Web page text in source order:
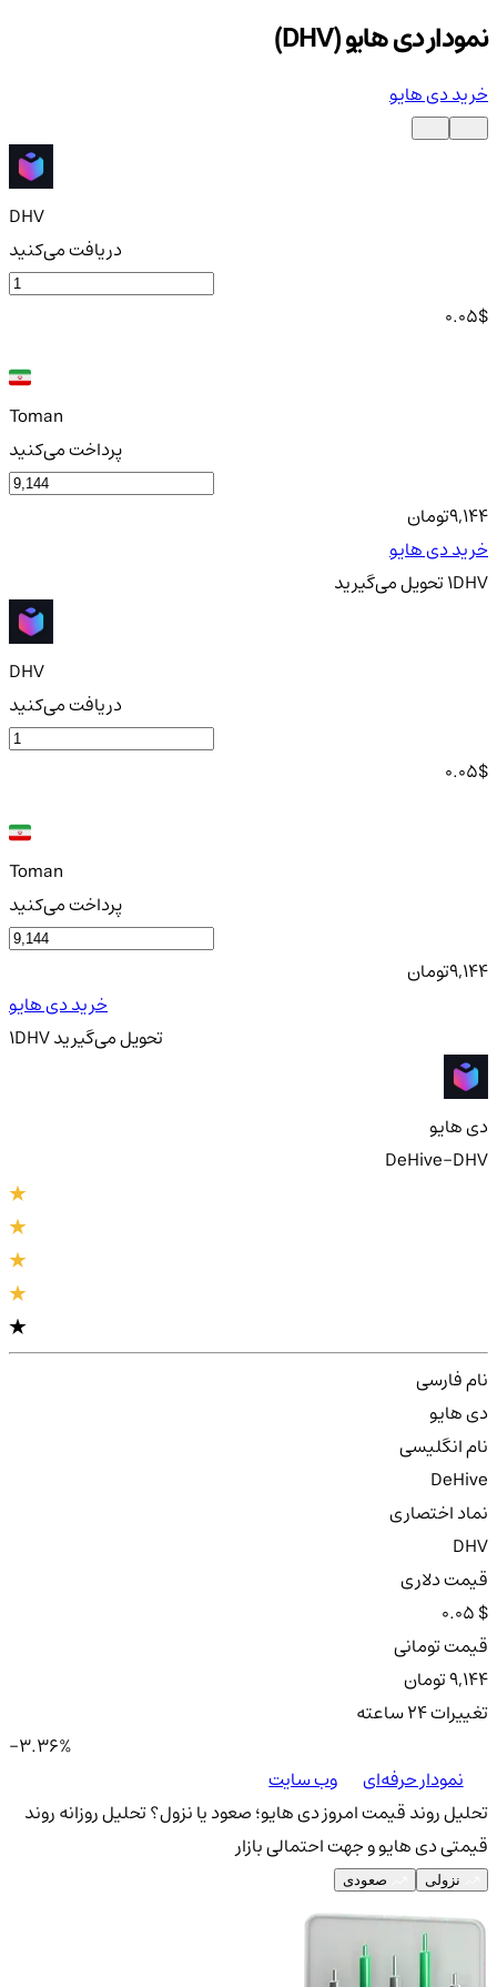
نمودار دی هایو (DHV)
خرید دی هایو
DHV
دریافت می‌کنید
0.05$
Toman
پرداخت می‌کنید
9,144تومان
خرید دی هایو
1DHVتحویلمی‌گیرید
DHV
دریافت می‌کنید
0.05$
Toman
پرداخت می‌کنید
9,144تومان
خرید دی هایو
1DHV تحویلمی‌گیرید
دی هایو
DeHive-DHV
نام فارسی
دی هایو
نام انگلیسی
DeHive
نماد اختصاری
DHV
قیمت دلاری
0.05 $
قیمت تومانی
9,144 تومان
تغییرات ۲۴ ساعته
-3.36%
نمودار حرفه‌ای
وب سایت
تحلیل روند قیمت امروز دی هایو؛ صعود یا نزول؟تحلیل روزانه روند
قیمتی دی هایو و جهت احتمالی بازار
نزولی صعودی